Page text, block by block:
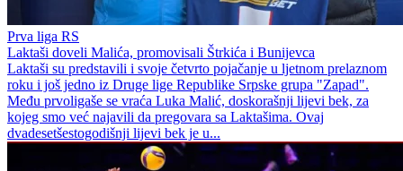
Prva liga RS
Laktaši doveli Malića, promovisali Štrkića i Bunijevca
Laktaši su predstavili i svoje četvrto pojačanje u ljetnom prelaznom
roku i još jedno iz Druge lige Republike Srpske grupa "Zapad".
Među prvoligaše se vraća Luka Malić, doskorašnji lijevi bek, za
kojeg smo već najavili da pregovara sa Laktašima. Ovaj
dvadesetšestogodišnji lijevi bek je u...